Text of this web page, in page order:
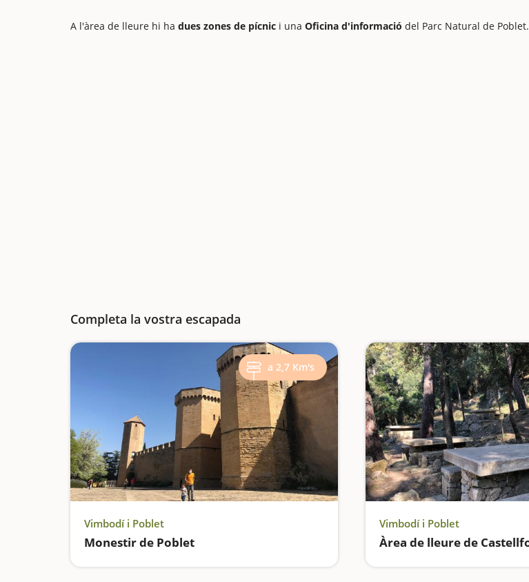
A l'àrea de lleure hi ha dues zones de pícnic i una Oficina d'informació del Parc Natural de Poblet.
Completa la vostra escapada
a 2,7 Km's
Vimbodí i Poblet
Monestir de Poblet
Vimbodí i Poblet